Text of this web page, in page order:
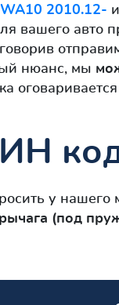
2010.12-
вашего авто
нюанс, мы
у
(под